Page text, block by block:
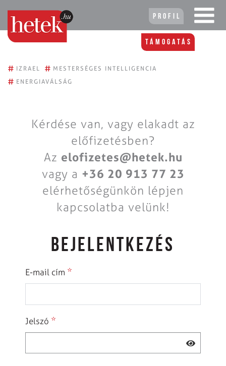
Profil
Támogatás
# IZRAEL # MESTERSÉGES INTELLIGENCIA
# ENERGIAVÁLSÁG
Kérdése van, vagy elakadt az
előfizetésben?
Az elofizetes@hetek.hu
vagy a +36 20 913 77 23
elérhetőségünkön lépjen
kapcsolatba velünk!
BEJELENTKEZÉS
E-mail cím *
Jelszó *